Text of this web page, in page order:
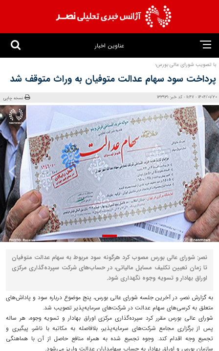
عناوین اخبار
با تصویب شورای عالی بورس؛
پرداخت سود سهام عدالت متوفیان به وراث متوقف شد
1404/01/20 - 11:47 - کد خبر: 133931 نسخه چاپی
نصر: شورای عالی بورس مصوب کرد هرگونه سود مربوط به سهام عدالت متوفیان
تا زمان تعیین تکلیف مسایل مالیاتی، در حساب‌های شرکت سپرده‌گذاری مرکزی
اوراق بهادار و تسویه وجوه نگهداری شود.
به گزارش نصر، در آخرین جلسه شورای عالی بورس، پنج موضوع درباره سود و پاداش‌های
متعلق به کرسی‌های سهام عدالت در شرکت‌های سرمایه‌پذیر تصویب شد.
شورای عالی بورس مقرر کرد سپرده‌گذاری مرکزی اوراق بهادار و تسویه وجوه، هر ساله
پس از برگزاری مجامع شرکت‌های سرمایه‌پذیر، بلافاصله به مکاتبه با ناشر، پیگیری و
تجمیع وجه اقدام کند. وجوه تجمیع شده به همراه منافع حاصل از آن با هماهنگی
سازمان بورس و اوراق بهادار به حساب سهامداران عدالت واریز می‌شود.